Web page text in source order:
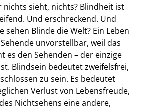
nichts sieht, nichts? Blindheit ist
Und erschreckend. Und
sehen Blinde die Welt? Ein Leben
unvorstellbar, weil das
es den Sehenden – der einzige
Blindsein bedeutet zweifelsfrei,
zu sein. Es bedeutet
Verlust von Lebensfreude,
Nichtsehens eine andere,